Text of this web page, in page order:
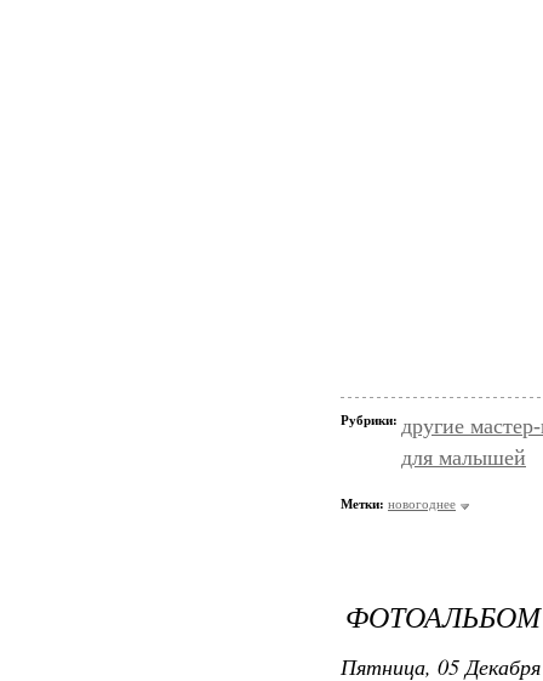
Рубрики: другие
для малышей
Метки: новогоднее
Пятница, 05